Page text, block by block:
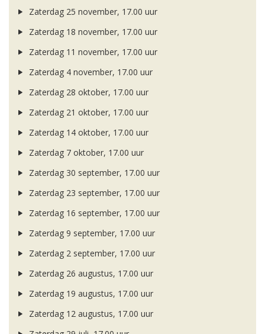
Zaterdag 25 november, 17.00 uur
Zaterdag 18 november, 17.00 uur
Zaterdag 11 november, 17.00 uur
Zaterdag 4 november, 17.00 uur
Zaterdag 28 oktober, 17.00 uur
Zaterdag 21 oktober, 17.00 uur
Zaterdag 14 oktober, 17.00 uur
Zaterdag 7 oktober, 17.00 uur
Zaterdag 30 september, 17.00 uur
Zaterdag 23 september, 17.00 uur
Zaterdag 16 september, 17.00 uur
Zaterdag 9 september, 17.00 uur
Zaterdag 2 september, 17.00 uur
Zaterdag 26 augustus, 17.00 uur
Zaterdag 19 augustus, 17.00 uur
Zaterdag 12 augustus, 17.00 uur